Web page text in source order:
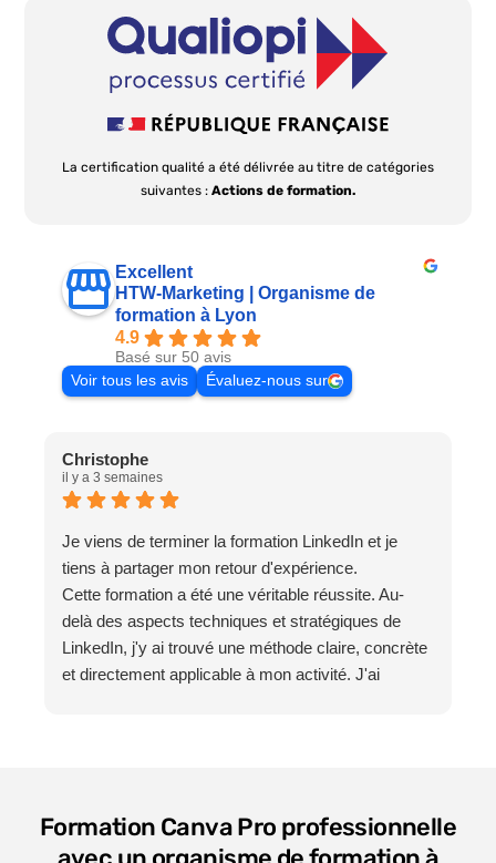
La certification qualité a été délivrée au titre de catégories
suivantes : Actions de formation.
Excellent
HTW-Marketing | Organisme de
formation à Lyon
4.9
Basé sur 50 avis
Voir tous les avis
Évaluez-nous sur
Christophe
il y a 3 semaines
Je viens de terminer la formation LinkedIn et je
tiens à partager mon retour d'expérience.
Cette formation a été une véritable réussite. Au-
delà des aspects techniques et stratégiques de
LinkedIn, j'y ai trouvé une méthode claire, concrète
et directement applicable à mon activité. J'ai
déroulés dans une excellente ambiance,
Formation Canva Pro professionnelle